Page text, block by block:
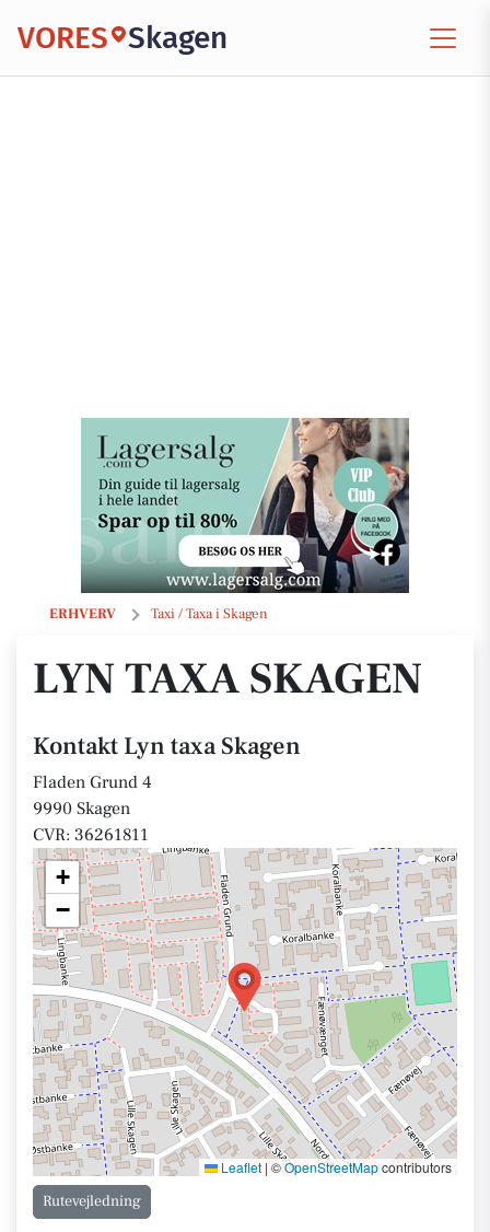
VORES Skagen
ERHVERV Taxi / Taxa i Skagen
Lyn taxa Skagen
LYN TAXA SKAGEN
Kontakt Lyn taxa Skagen
Fladen Grund 4
9990 Skagen
CVR: 36261811
+
−
Leaflet | ©OpenStreetMapcontributors
Rutevejledning